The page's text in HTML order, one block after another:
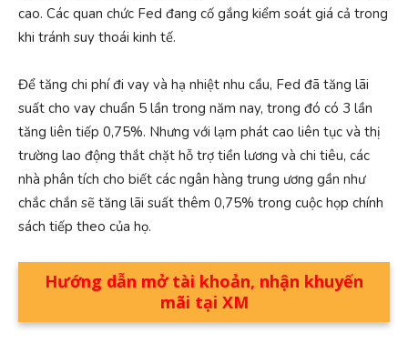
cao. Các quan chức Fed đang cố gắng kiểm soát giá cả trong
khi tránh suy thoái kinh tế.
Để tăng chi phí đi vay và hạ nhiệt nhu cầu, Fed đã tăng lãi
suất cho vay chuẩn 5 lần trong năm nay, trong đó có 3 lần
tăng liên tiếp 0,75%. Nhưng với lạm phát cao liên tục và thị
trường lao động thắt chặt hỗ trợ tiền lương và chi tiêu, các
nhà phân tích cho biết các ngân hàng trung ương gần như
chắc chắn sẽ tăng lãi suất thêm 0,75% trong cuộc họp chính
sách tiếp theo của họ.
Hướng dẫn mở tài khoản, nhận khuyến
mãi tại XM